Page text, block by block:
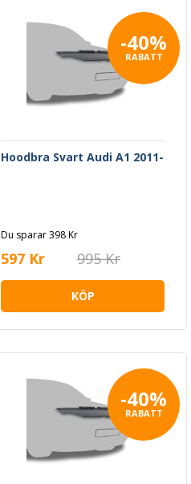
-40%
RABATT
Hoodbra Svart Audi A1 2011-
Du sparar 398 Kr
597 Kr 995 Kr
KÖP
-40%
RABATT